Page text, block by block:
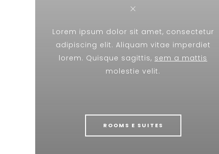
Lorem ipsum dolor sit amet, consectetur
adipiscing elit. Aliquam vitae imperdiet
lorem. Quisque sagittis, sem a mattis
molestie velit.
ROOMS E SUITES